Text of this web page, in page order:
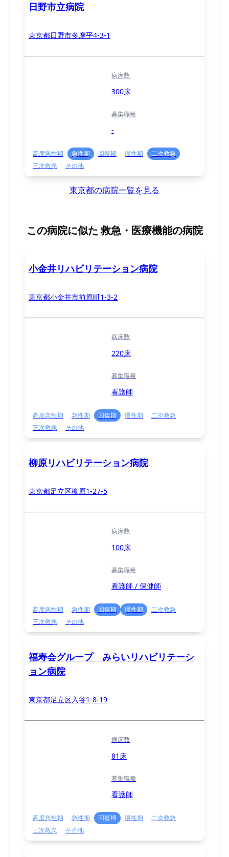
日野市立病院
東京都日野市多摩平4-3-1
病床数
300床
募集職種
-
高度急性期 急性期 回復期 慢性期
二次救急
三次救急
その他
東京都の病院一覧を見る
この病院に似た 救急・医療機能の病院
小金井リハビリテーション病院
東京都小金井市前原町1-3-2
病床数
220床
募集職種
看護師
高度急性期 急性期 回復期 慢性期
二次救急
三次救急
その他
柳原リハビリテーション病院
東京都足立区柳原1-27-5
病床数
100床
募集職種
看護師 / 保健師
高度急性期 急性期 回復期 慢性期
二次救急
三次救急
その他
福寿会グループ みらいリハビリテーシ
ョン病院
東京都足立区入谷1-8-19
病床数
81床
募集職種
看護師
高度急性期 急性期 回復期 慢性期
二次救急
三次救急
その他